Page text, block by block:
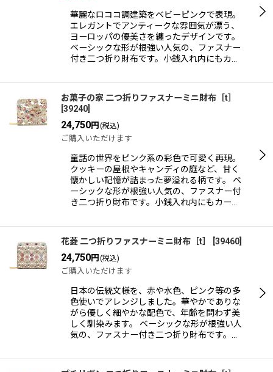
華麗なロココ調建築をベビーピンクで表現。
エレガントでアンティークな雰囲気が漂う、
ヨーロッパの優美さを纏ったデザインです。
ベーシックな形が根強い人気の、ファスナー
付き二つ折り財布です。小銭入れ内にもカ…
お菓子の家 二つ折りファスナーミニ財布［t］
39240
24,750円 (税込)
ご購入いただけます
童話の世界をピンク系の彩色で可愛く再現。
クッキーの屋根やキャンディの庭など、甘く
懐かしい記憶が詰まった夢溢れる柄です。 ベ
ーシックな形が根強い人気の、ファスナー付
き二つ折り財布です。小銭入れ内にもカー…
花菱 二つ折りファスナーミニ財布［t］ 39460
24,750円 (税込)
ご購入いただけます
日本の伝統文様を、赤や水色、ピンク等の多
色使いでアレンジしました。華やかでありな
がら優しく細やかな配色で、年齢を問わず美
しく馴染みます。 ベーシックな形が根強い人
気の、ファスナー付き二つ折り財布です。…